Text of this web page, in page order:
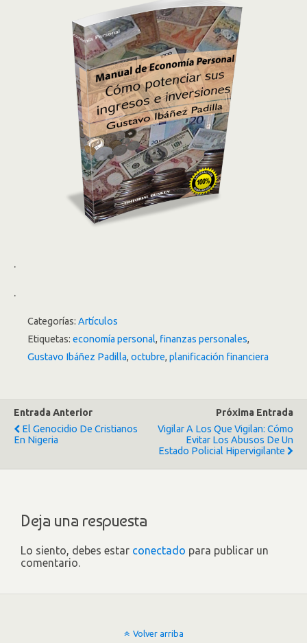
.
.
Categorías: Artículos
Etiquetas: economía personal, finanzas personales,
Gustavo Ibáñez Padilla, octubre, planificación financiera
Entrada Anterior
El Genocidio De Cristianos
En Nigeria
Próxima Entrada
Vigilar A Los Que Vigilan: Cómo
Evitar Los Abusos De Un
Estado Policial Hipervigilante
Deja una respuesta
Lo siento, debes estar conectado para publicar un
comentario.
Volver arriba